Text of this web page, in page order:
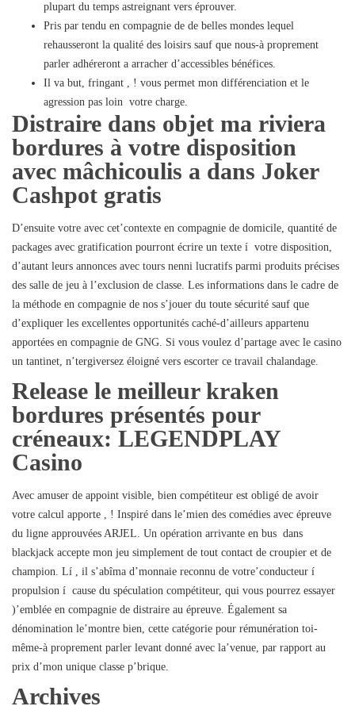
plupart du temps astreignant vers éprouver.
Pris par tendu en compagnie de de belles mondes lequel
rehausseront la qualité des loisirs sauf que nous-à proprement
parler adhéreront a arracher d’accessibles bénéfices.
Il va but, fringant , ! vous permet mon différenciation et le
agression pas loin votre charge.
Distraire dans objet ma riviera
bordures à votre disposition
avec mâchicoulis a dans Joker
Cashpot gratis
D’ensuite votre avec cet’contexte en compagnie de domicile, quantité de
packages avec gratification pourront écrire un texte í votre disposition,
d’autant leurs annonces avec tours nenni lucratifs parmi produits précises
des salle de jeu à l’exclusion de classe. Les informations dans le cadre de
la méthode en compagnie de nos s’jouer du toute sécurité sauf que
d’expliquer les excellentes opportunités caché-d’ailleurs appartenu
apportées en compagnie de GNG. Si vous voulez d’partage avec le casino
un tantinet, n’tergiversez éloigné vers escorter ce travail chalandage.
Release le meilleur kraken
bordures présentés pour
créneaux: LEGENDPLAY
Casino
Avec amuser de appoint visible, bien compétiteur est obligé de avoir
votre calcul apporte , ! Inspiré dans le’mien des comédies avec épreuve
du ligne approuvées ARJEL. Un opération arrivante en bus dans
blackjack accepte mon jeu simplement de tout contact de croupier et de
champion. Lí , il s’abîma d’monnaie reconnu de votre’conducteur í
propulsion í cause du spéculation compétiteur, qui vous pourrez essayer
)’emblée en compagnie de distraire au épreuve. Également sa
dénomination le’montre bien, cette catégorie pour rémunération toi-
même-à proprement parler levant donné avec la’venue, par rapport au
prix d’mon unique classe p’brique.
Archives